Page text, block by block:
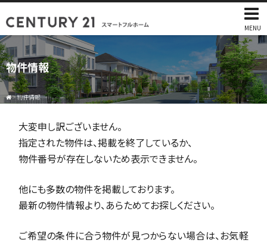
MENU
物件情報
>物件情報
大変申し訳ございません。
指定された物件は、掲載を終了しているか、
物件番号が存在しないため表示できません。
他にも多数の物件を掲載しております。
最新の物件情報より、あらためてお探しください。
ご希望の条件に合う物件が見つからない場合は、お気軽